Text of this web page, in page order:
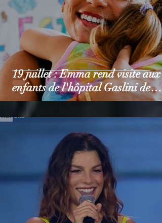
19 juillet : Emma rend visite aux
enfants de l'hôpital Gaslini de
Gênes